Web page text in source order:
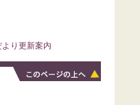
より更新案内